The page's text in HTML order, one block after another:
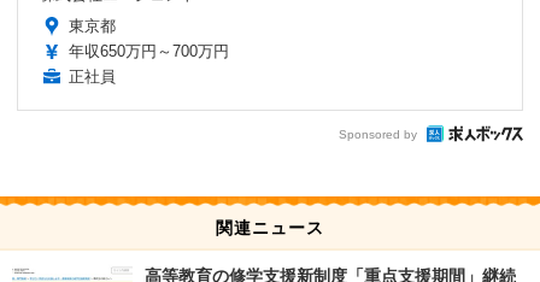
東京都
年収650万円～700万円
正社員
Sponsored by
関連ニュース
高等教育の修学支援新制度「重点支援期間」継続